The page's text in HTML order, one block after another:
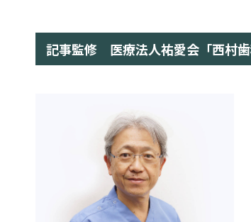
記事監修 医療法人祐愛会「西村